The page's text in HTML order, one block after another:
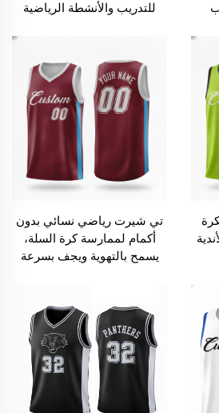
للتدريب والأنشطة الرياضية
تي شيرت رياضي نسائي بدون
أكمام لممارسة كرة السلة،
يسمح بالتهوية ويجف بسرعة